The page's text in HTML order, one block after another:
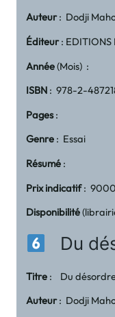
Auteur: Dodji
Éditeur: EDITIONS
Année(Mois) :
ISBN : 978-2-
Pages:
Genre : Essai
Résumé :
Prix indicatif:
Disponibilité
Du
Titre : Du désordre
Auteur: Dodji